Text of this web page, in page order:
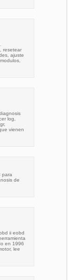
resetear
ajuste
log,
vienen
para
de
ii eobd
en 1996
lee